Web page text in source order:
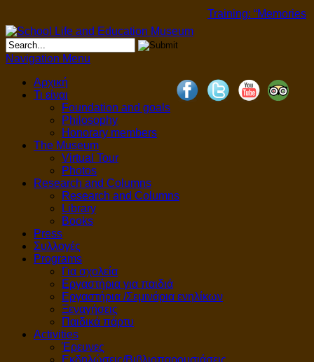
Training: “Memories
Navigation Menu
Αρχική
Τι είναι
Foundation and goals
Philosophy
Honorary members
The Museum
Virtual Tour
Photos
Research and Columns
Research and Columns
Library
Books
Press
Συλλογές
Programs
Για σχολεία
Εργαστήρια για παιδιά
Εργαστήρια /Σεμινάρια ενηλίκων
Ξεναγήσεις
Παιδικά πάρτυ
Activities
Έρευνες
Εκδηλώσεις/Βιβλιοπαρουσιάσεις